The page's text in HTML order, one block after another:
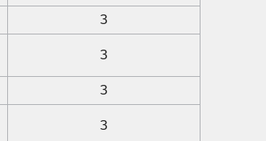
З
З
З
З